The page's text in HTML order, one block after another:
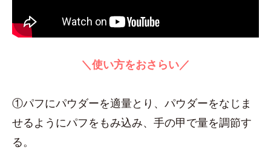
＼使い方をおさらい／
①パフにパウダーを適量とり、パウダーをなじま
せるようにパフをもみ込み、手の甲で量を調節す
る。